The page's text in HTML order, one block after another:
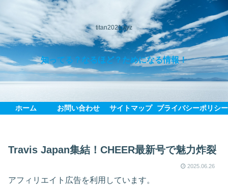
titan2021.xyz
知ってる？なるほど？ためになる情報！
ホーム お問い合わせ サイトマップ プライバシーポリシー
Travis Japan集結！CHEER最新号で魅力炸裂
2025.06.26
アフィリエイト広告を利用しています。